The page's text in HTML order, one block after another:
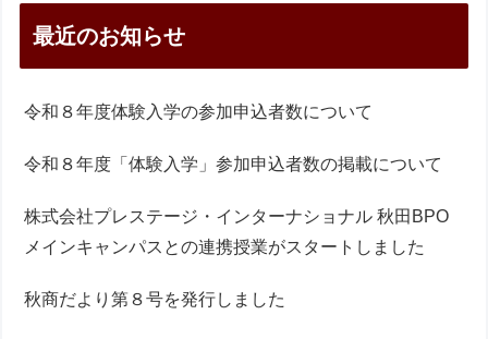
最近のお知らせ
令和８年度体験入学の参加申込者数について
令和８年度「体験入学」参加申込者数の掲載について
株式会社プレステージ・インターナショナル 秋田BPO
メインキャンパスとの連携授業がスタートしました
秋商だより第８号を発行しました